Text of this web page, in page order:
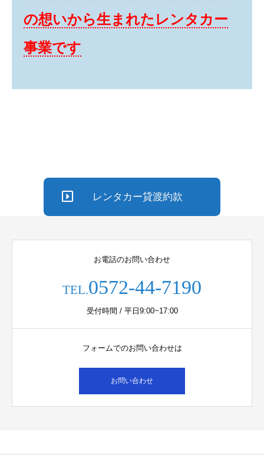
の想いから生まれたレンタカー
事業です
レンタカー貸渡約款
お電話のお問い合わせ
TEL.0572-44-7190
受付時間 / 平日9:00~17:00
フォームでのお問い合わせは
お問い合わせ